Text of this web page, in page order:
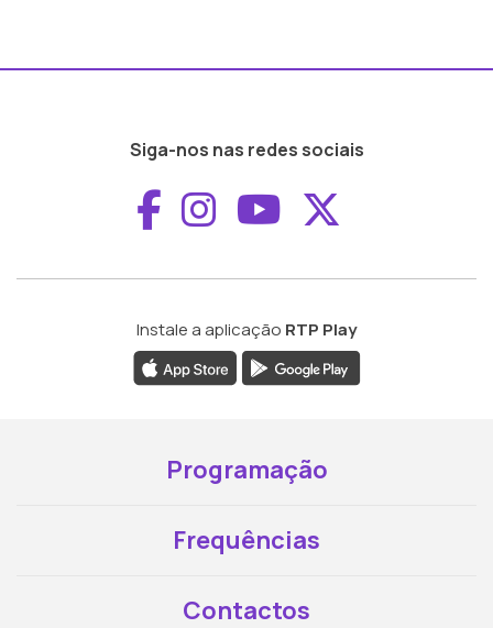
Siga-nos nas redes sociais
Aceder ao
Aceder ao
Aceder ao
Instale a aplicação RTP Play
Programação
Frequências
Contactos